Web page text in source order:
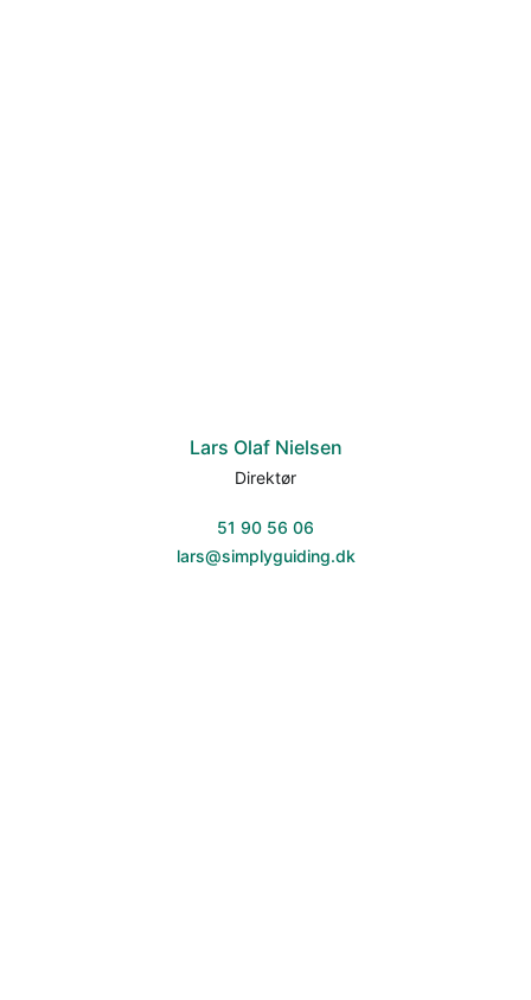
Lars Olaf Nielsen
Direktør
51 90 56 06
lars@simplyguiding.dk